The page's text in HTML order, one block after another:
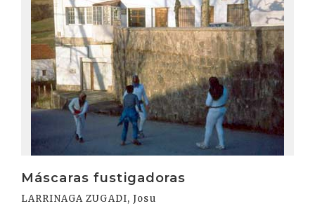
Máscaras fustigadoras
LARRINAGA ZUGADI, Josu
Irakurri